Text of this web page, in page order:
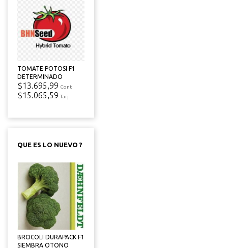
TOMATE POTOSI F1
DETERMINADO
$13.695,99 Cont
$15.065,59 Tarj
QUE ES LO NUEVO ?
BROCOLI DURAPACK F1
SIEMBRA OTONO